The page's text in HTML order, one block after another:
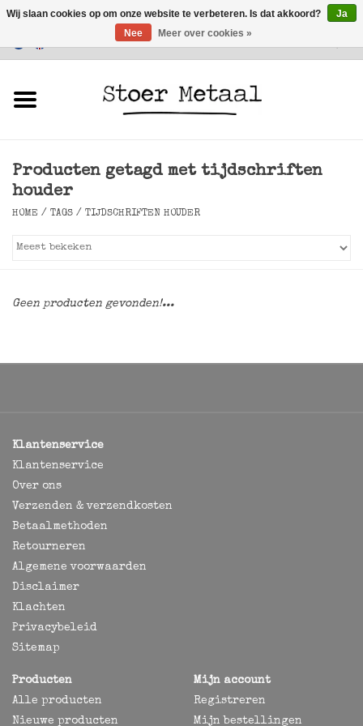
Klantenservice
Verlichting
Accessoires
Producten getagd met tijdschriften
houder
HOME / TAGS / TIJDSCHRIFTEN HOUDER
Geen producten gevonden!...
Klantenservice
Klantenservice
Over ons
Verzenden & verzendkosten
Betaalmethoden
Retourneren
Algemene voorwaarden
Disclaimer
Klachten
Privacybeleid
Sitemap
Producten
Alle producten
Nieuwe producten
Mijn account
Registreren
Mijn bestellingen
Wij slaan cookies op om onze website te verbeteren. Is dat akkoord?
Ja
Nee
Meer over cookies »